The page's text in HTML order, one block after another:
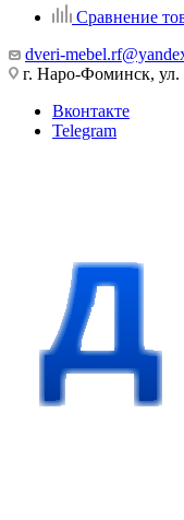
Сравнение
dveri-
г. Наро-Фоминск,
Вконтакте
Telegram